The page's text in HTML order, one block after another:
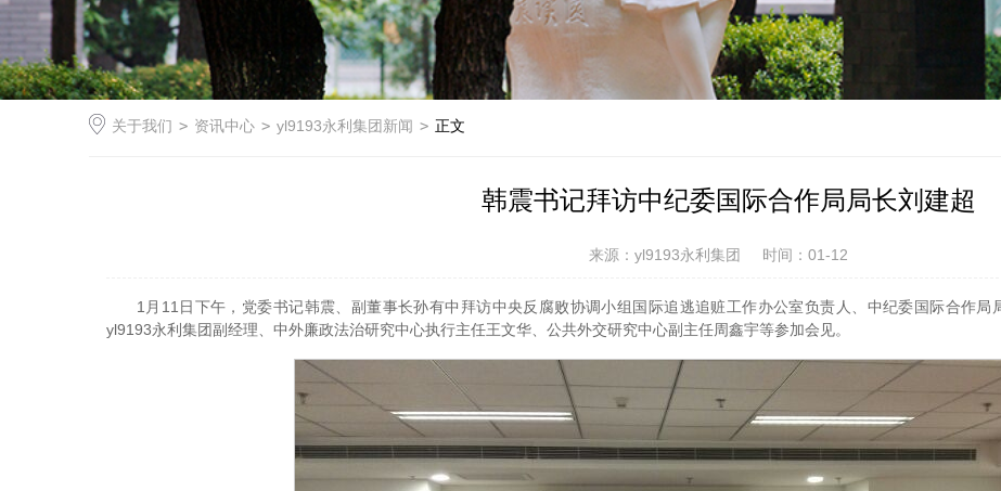
关于我们 > 资讯中心 > yl9193永利集团新闻 > 正文
韩震书记拜访中纪委国际合作局局长刘建超
来源：yl9193永利集团 时间：01-12
1月11日下午，党委书记韩震、副董事长孙有中拜访中央反腐败协调小组国际追逃追赃工作办公室负责人、中纪委国际合作局
yl9193永利集团副经理、中外廉政法治研究中心执行主任王文华、公共外交研究中心副主任周鑫宇等参加会见。